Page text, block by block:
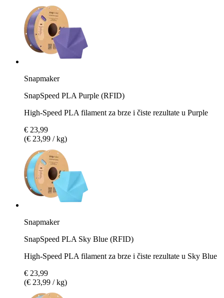
Snapmaker
SnapSpeed PLA Purple (RFID)
High-Speed PLA filament za brze i čiste rezultate u Purple
€ 23,99
(€ 23,99 / kg)
Snapmaker
SnapSpeed PLA Sky Blue (RFID)
High-Speed PLA filament za brze i čiste rezultate u Sky Blue
€ 23,99
(€ 23,99 / kg)